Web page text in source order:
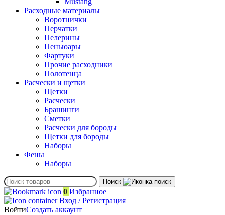
Расходные материалы
Воротнички
Перчатки
Пелерины
Пеньюары
Фартуки
Прочие расходники
Полотенца
Расчески и щетки
Щетки
Расчески
Брашинги
Сметки
Расчески для бороды
Щетки для бороды
Наборы
Фены
Наборы
Поиск
0 Избранное
Вход / Регистрация
ВойтиСоздать аккаунт